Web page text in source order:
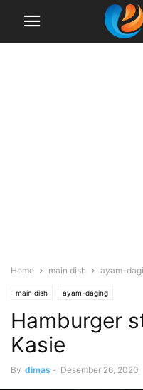
Home main dish ayam-
main dish ayam-daging
Hamburger
Kasie
By dimas - Desember 26, 2020